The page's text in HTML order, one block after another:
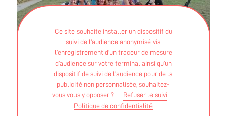
Ce site souhaite installer un dispositif du
suivi de l’audience anonymisé via
l’enregistrement d’un traceur de mesure
d’audience sur votre terminal ainsi qu’un
dispositif de suivi de l’audience pour de la
publicité non personnalisée, souhaitez-
vous vous y opposer ?
Refuser le suivi
Politique de confidentialité